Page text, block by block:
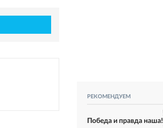
РЕКОМЕНДУЕМ
Победа и правда наша!